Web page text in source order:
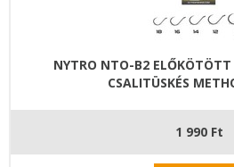
NYTRO NTO-B2
CSALITÜSKÉS
1 990 Ft